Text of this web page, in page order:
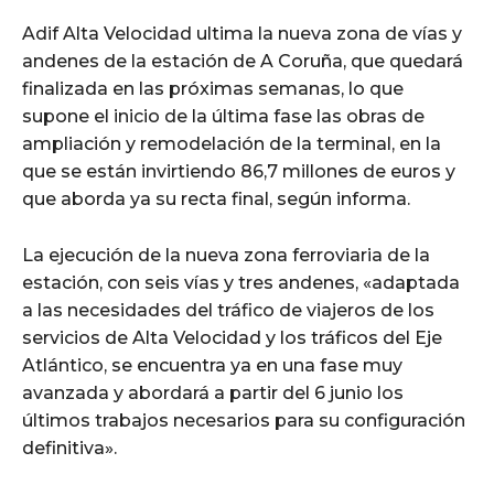
Adif Alta Velocidad ultima la nueva zona de vías y
andenes de la estación de A Coruña, que quedará
finalizada en las próximas semanas, lo que
supone el inicio de la última fase las obras de
ampliación y remodelación de la terminal, en la
que se están invirtiendo 86,7 millones de euros y
que aborda ya su recta final, según informa.
La ejecución de la nueva zona ferroviaria de la
estación, con seis vías y tres andenes, «adaptada
a las necesidades del tráfico de viajeros de los
servicios de Alta Velocidad y los tráficos del Eje
Atlántico, se encuentra ya en una fase muy
avanzada y abordará a partir del 6 junio los
últimos trabajos necesarios para su configuración
definitiva».